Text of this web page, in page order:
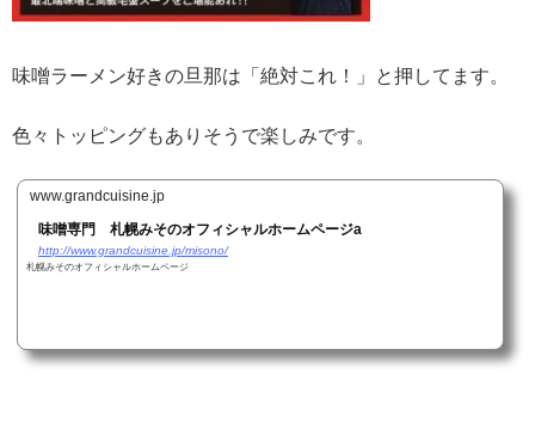
味噌ラーメン好きの旦那は「絶対これ！」と押してます。
色々トッピングもありそうで楽しみです。
www.grandcuisine.jp
味噌専門 札幌みそのオフィシャルホームページa
http://www.grandcuisine.jp/misono/
札幌みそのオフィシャルホームページ